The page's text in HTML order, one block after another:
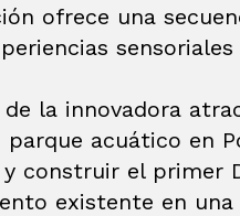
ofrece una
la innovadora
parque acuático en
construir el primer
existente en